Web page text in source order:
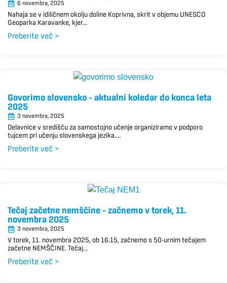
6 novembra, 2025
Nahaja se v idiličnem okolju doline Koprivna, skrit v objemu UNESCO
Geoparka Karavanke, kjer...
Preberite več >
Govorimo slovensko – aktualni koledar do konca leta
2025
3 novembra, 2025
Delavnice v središču za samostojno učenje organiziramo v podporo
tujcem pri učenju slovenskega jezika....
Preberite več >
Tečaj začetne nemščine – začnemo v torek, 11.
novembra 2025
3 novembra, 2025
V torek, 11. novembra 2025, ob 16.15, začnemo s 50-urnim tečajem
začetne NEMŠČINE. Tečaj...
Preberite več >